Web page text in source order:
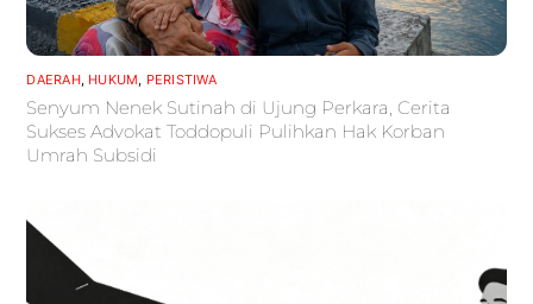
DAERAH, HUKUM PERISTIWA
Senyum Nenek Sutinah di Ujung Perkara, Cerita
Sukses Advokat Toddopuli Pulihkan Hak Korban
Umrah Subsidi